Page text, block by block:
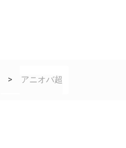
> アニオバ超